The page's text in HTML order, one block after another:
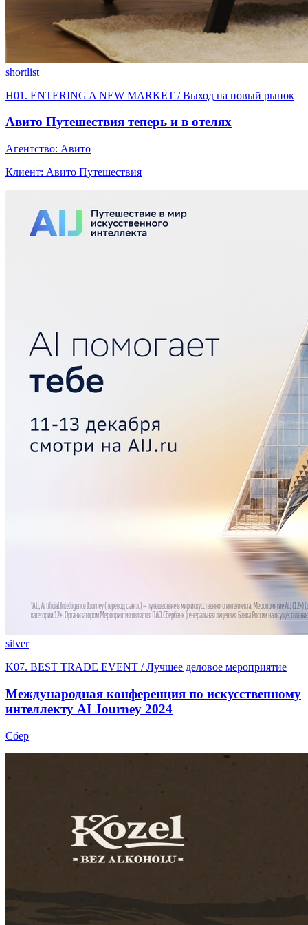
shortlist
H01. ENTERING A NEW MARKET / Выход на новый рынок
Авито Путешествия теперь и в отелях
Агентство: Авито
Клиент: Авито Путешествия
silver
K07. BEST TRADE EVENT / Лучшее деловое мероприятие
Международная конференция по искусственному
интеллекту AI Journey 2024
Сбер